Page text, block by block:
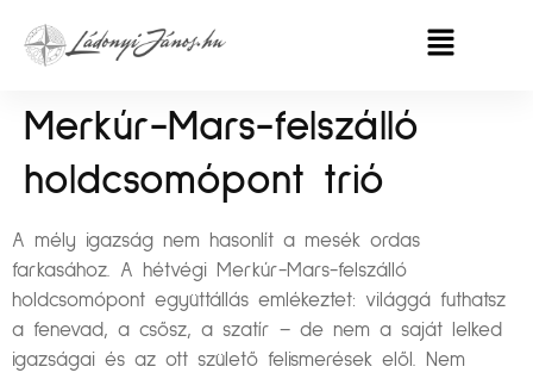
Merkúr-Mars-felszálló
holdcsomópont trió
A mély igazság nem hasonlít a mesék ordas
farkasához. A hétvégi Merkúr-Mars-felszálló
holdcsomópont együttállás emlékeztet: világgá futhatsz
a fenevad, a csősz, a szatír – de nem a saját lelked
igazságai és az ott születő felismerések elől. Nem